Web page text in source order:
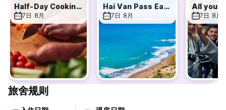
伴和终生的友谊。我们很乐意帮助您规划在会安和整个越南的任何
活动。请随时联系我（Lyna），帮助您规划住宿期间的任何活动。
我们的设施：
内部旅行建议并帮助预订会安（以及整个越南）的活动
抵达时免费毛巾
免费WiFi
行李寄存
室外游泳池
与所有客人共进家庭晚餐
自行车租赁
Half-Day Cooking Class- Basket Boat Tour
7日 8月
Hai Van Pass Easyrider Tour
7日 8月 7日 8月
旅舍规则